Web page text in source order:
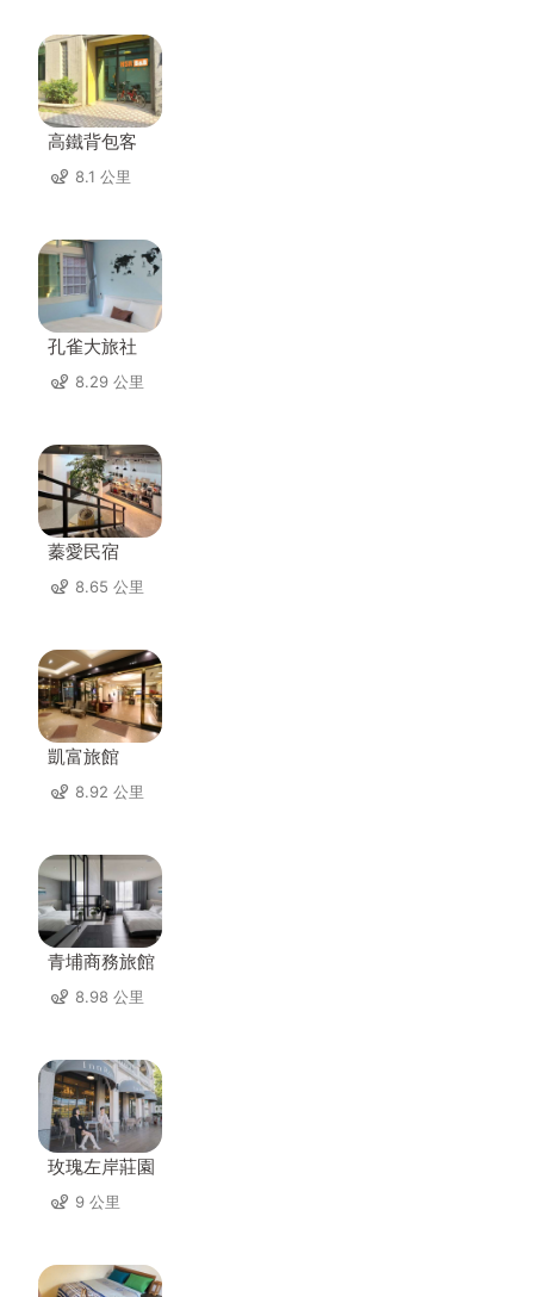
高鐵背包客
8.1 公里
孔雀大旅社
8.29 公里
蓁愛民宿
8.65 公里
凱富旅館
8.92 公里
青埔商務旅館
8.98 公里
玫瑰左岸莊園
9 公里